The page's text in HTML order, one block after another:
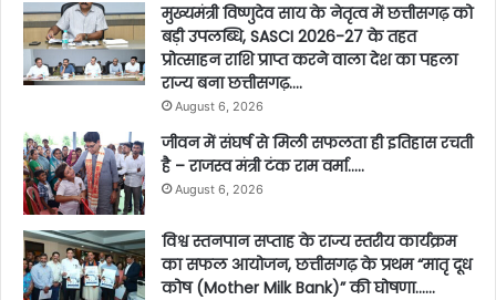
मुख्यमंत्री विष्णुदेव साय के नेतृत्व में छत्तीसगढ़ को
बड़ी उपलब्धि, SASCI 2026-27 के तहत
प्रोत्साहन राशि प्राप्त करने वाला देश का पहला
राज्य बना छत्तीसगढ़….
August 6, 2026
जीवन में संघर्ष से मिली सफलता ही इतिहास रचती
है – राजस्व मंत्री टंक राम वर्मा…..
August 6, 2026
विश्व स्तनपान सप्ताह के राज्य स्तरीय कार्यक्रम
का सफल आयोजन, छत्तीसगढ़ के प्रथम “मातृ दूध
कोष (Mother Milk Bank)” की घोषणा……